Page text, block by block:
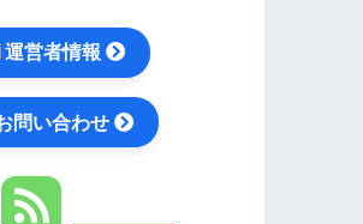
運営者情報
問い合わせ